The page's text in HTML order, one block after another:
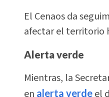
El Cenaos da
afectar el territorio
Alerta verde
Mientras, la
en alerta verde el